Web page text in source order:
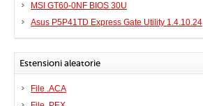
MSI GT60-0NF BIOS 30U
Asus P5P41TD Express Gate Utility 1.4.10.24
Estensioni aleatorie
File .ACA